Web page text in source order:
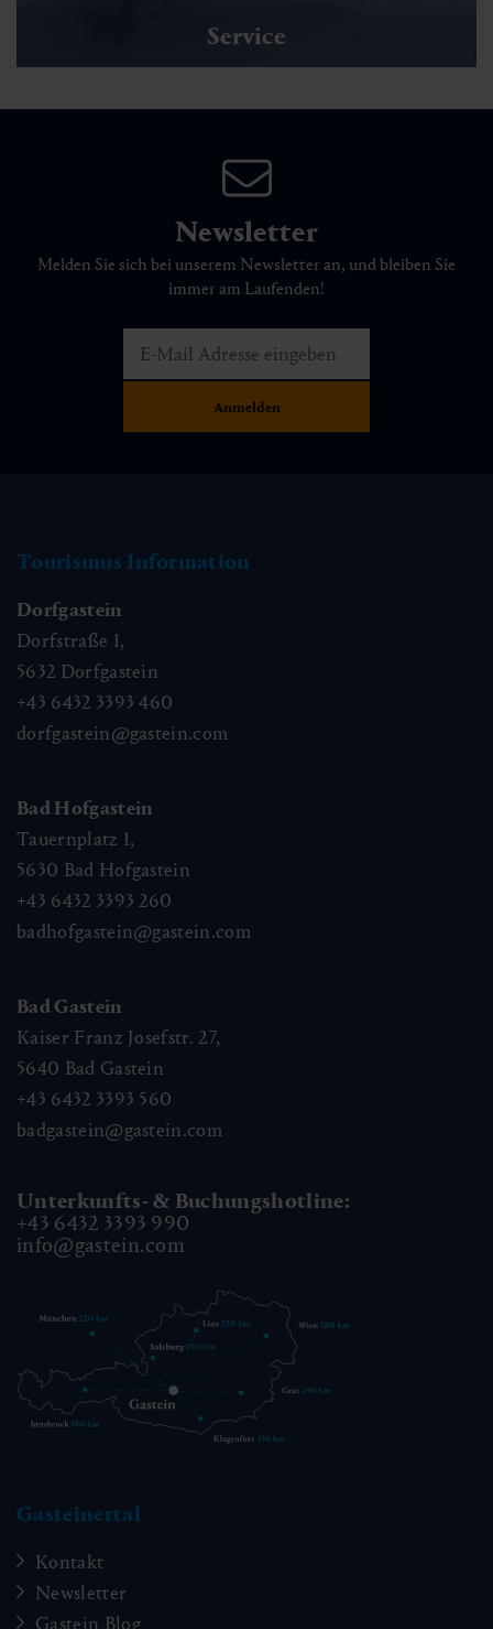
Service
Newsletter
Melden Sie sich bei unserem Newsletter an, und bleiben Sie
immer am Laufenden!
Tourismus Information
Dorfgastein
Dorfstraße 1,
5632 Dorfgastein
+43 6432 3393 460
dorfgastein@gastein.com
Bad Hofgastein
Tauernplatz 1,
5630 Bad Hofgastein
+43 6432 3393 260
badhofgastein@gastein.com
Bad Gastein
Kaiser Franz Josefstr. 27,
5640 Bad Gastein
+43 6432 3393 560
badgastein@gastein.com
Unterkunfts- & Buchungshotline:
+43 6432 3393 990
info@gastein.com
Gasteinertal
Kontakt
Newsletter
Gastein Blog